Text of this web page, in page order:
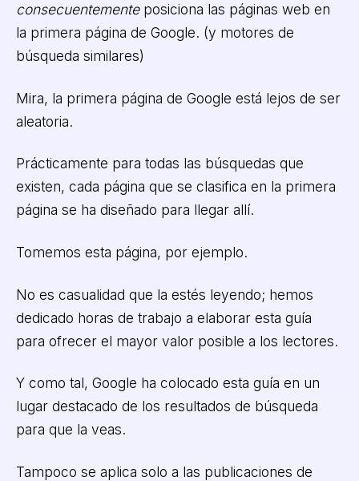
consecuentemente posiciona las páginas web en
la primera página de Google. (y motores de
búsqueda similares)
Mira, la primera página de Google está lejos de ser
aleatoria.
Prácticamente para todas las búsquedas que
existen, cada página que se clasifica en la primera
página se ha diseñado para llegar allí.
Tomemos esta página, por ejemplo.
No es casualidad que la estés leyendo; hemos
dedicado horas de trabajo a elaborar esta guía
para ofrecer el mayor valor posible a los lectores.
Y como tal, Google ha colocado esta guía en un
lugar destacado de los resultados de búsqueda
para que la veas.
Tampoco se aplica solo a las publicaciones de